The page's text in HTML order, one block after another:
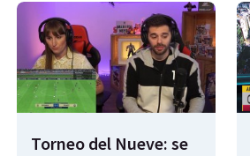
Torneo del Nueve: se